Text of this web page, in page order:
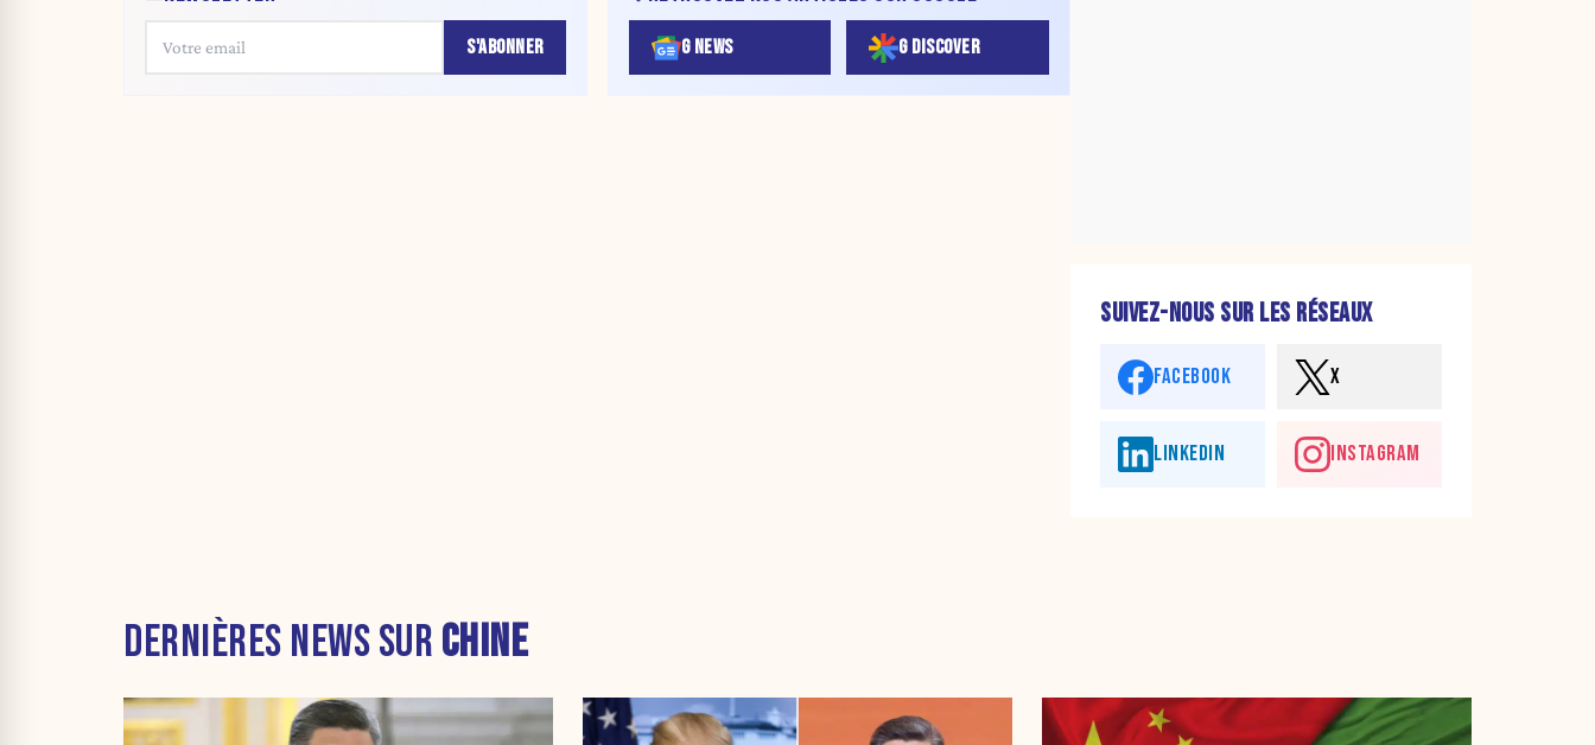
S'ABONNER G NEWS G DISCOVER
SUIVEZ-NOUS SUR LES RÉSEAUX
FACEBOOK X
LINKEDIN INSTAGRAM
DERNIÈRES NEWS SUR CHINE